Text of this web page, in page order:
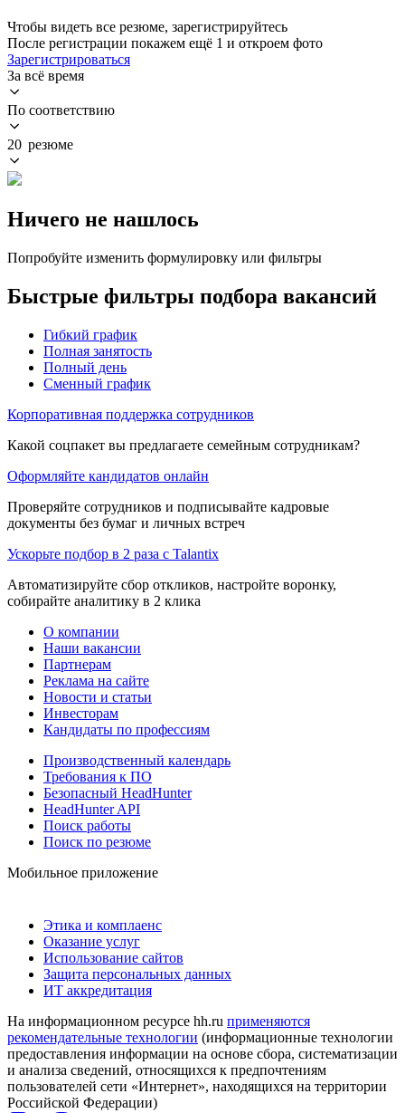
Чтобы видеть все резюме, зарегистрируйтесь
После регистрации покажем ещё 1 и откроем фото
Зарегистрироваться
За всё время
По соответствию
20 резюме
Ничего не нашлось
Попробуйте изменить формулировку или фильтры
Быстрые фильтры подбора вакансий
Гибкий график
Полная занятость
Полный день
Сменный график
Корпоративная поддержка сотрудников
Какой соцпакет вы предлагаете семейным сотрудникам?
Оформляйте кандидатов онлайн
Проверяйте сотрудников и подписывайте кадровые
документы без бумаг и личных встреч
Ускорьте подбор в 2 раза с Talantix
Автоматизируйте сбор откликов, настройте воронку,
собирайте аналитику в 2 клика
О компании
Наши вакансии
Партнерам
Реклама на сайте
Новости и статьи
Инвесторам
Кандидаты по профессиям
Производственный календарь
Требования к ПО
Безопасный HeadHunter
HeadHunter API
Поиск работы
Поиск по резюме
Мобильное приложение
Этика и комплаенс
Оказание услуг
Использование сайтов
Защита персональных данных
ИТ аккредитация
На информационном ресурсе hh.ru применяются
рекомендательные технологии (информационные технологии
предоставления информации на основе сбора, систематизации
и анализа сведений, относящихся к предпочтениям
пользователей сети «Интернет», находящихся на территории
Российской Федерации)